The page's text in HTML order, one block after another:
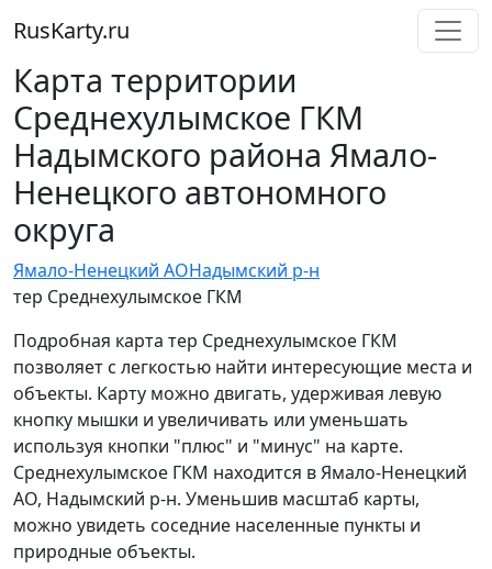
RusKarty.ru
Карта территории
Среднехулымское ГКМ
Надымского района Ямало-
Ненецкого автономного
округа
Ямало-Ненецкий АОНадымский р-н
тер Среднехулымское ГКМ
Подробная карта тер Среднехулымское ГКМ
позволяет с легкостью найти интересующие места и
объекты. Карту можно двигать, удерживая левую
кнопку мышки и увеличивать или уменьшать
используя кнопки "плюс" и "минус" на карте.
Среднехулымское ГКМ находится в Ямало-Ненецкий
АО, Надымский р-н. Уменьшив масштаб карты,
можно увидеть соседние населенные пункты и
природные объекты.